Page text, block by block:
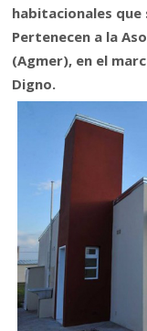
habitacionales que
Pertenecen a la
(Agmer), en el
Digno.